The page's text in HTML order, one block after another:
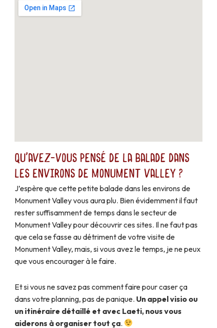
Qu'avez-vous pensé de la balade dans
les environs de Monument Valley ?
J’espère que cette petite balade dans les environs de
Monument Valley vous aura plu. Bien évidemment il faut
rester suffisamment de temps dans le secteur de
Monument Valley pour découvrir ces sites. Il ne faut pas
que cela se fasse au détriment de votre visite de
Monument Valley, mais, si vous avez le temps, je ne peux
que vous encourager à le faire.
Et si vous ne savez pas comment faire pour caser ça
dans votre planning, pas de panique. Un appel visio ou
un itinéraire détaillé et avec Laeti, nous vous
aiderons à organiser tout ça.